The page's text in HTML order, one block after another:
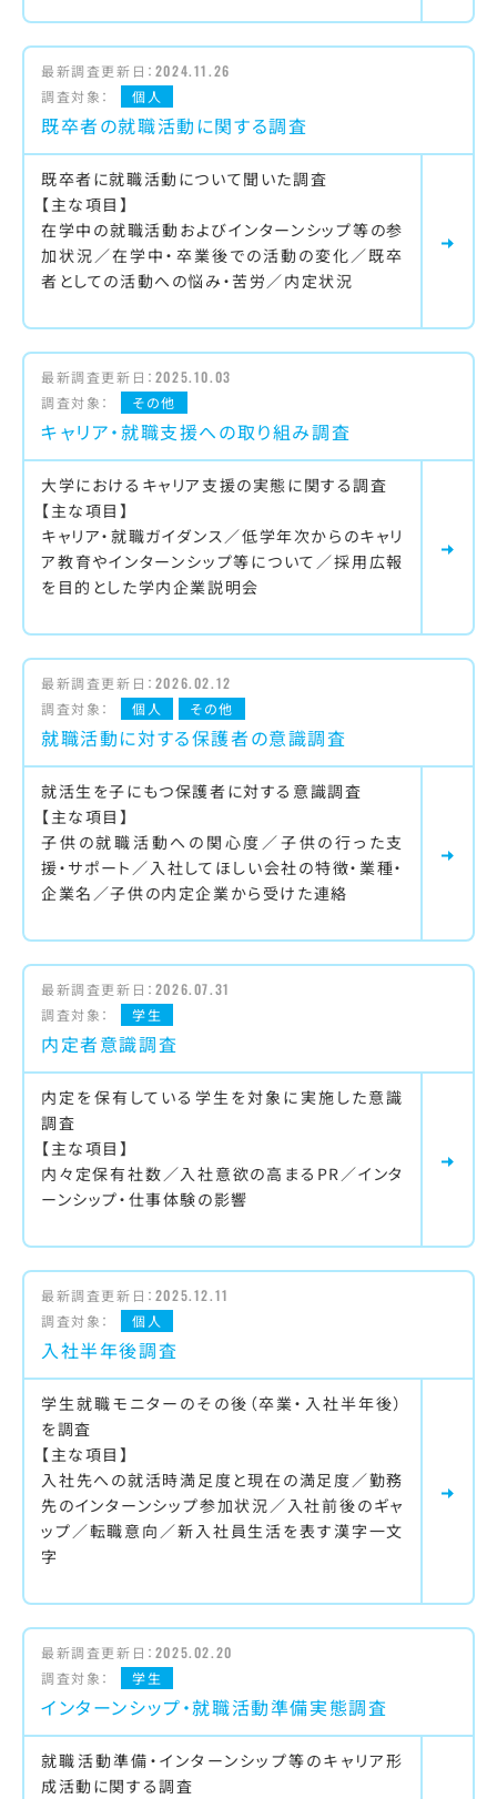
最新調査更新日： 2024.11.26
調査対象：
個人
既卒者の就職活動に関する調査
既卒者に就職活動について聞いた調査
【主な項目】
在学中の就職活動およびインターンシップ等の参
加状況／在学中・卒業後での活動の変化／既卒
者としての活動への悩み・苦労／内定状況
最新調査更新日： 2025.10.03
調査対象：
その他
キャリア・就職支援への取り組み調査
大学におけるキャリア支援の実態に関する調査
【主な項目】
キャリア・就職ガイダンス／低学年次からのキャリ
ア教育やインターンシップ等について／採用広報
を目的とした学内企業説明会
最新調査更新日： 2026.02.12
調査対象：
個人 その他
就職活動に対する保護者の意識調査
就活生を子にもつ保護者に対する意識調査
【主な項目】
子供の就職活動への関心度／子供の行った支
援・サポート／入社してほしい会社の特徴・業種・
企業名／子供の内定企業から受けた連絡
最新調査更新日： 2026.07.31
調査対象：
学生
内定者意識調査
内定を保有している学生を対象に実施した意識
調査
【主な項目】
内々定保有社数／入社意欲の高まるPR／インタ
ーンシップ・仕事体験の影響
最新調査更新日： 2025.12.11
調査対象：
個人
入社半年後調査
学生就職モニターのその後（卒業・入社半年後）
を調査
【主な項目】
入社先への就活時満足度と現在の満足度／勤務
先のインターンシップ参加状況／入社前後のギャ
ップ／転職意向／新入社員生活を表す漢字一文
字
最新調査更新日： 2025.02.20
調査対象：
学生
インターンシップ・就職活動準備実態調査
就職活動準備・インターンシップ等のキャリア形
成活動に関する調査